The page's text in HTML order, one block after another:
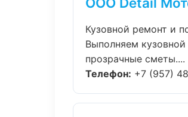
Кузовной ремонт и
Выполняем
прозрачные сметы....
Телефон: +7 (957)